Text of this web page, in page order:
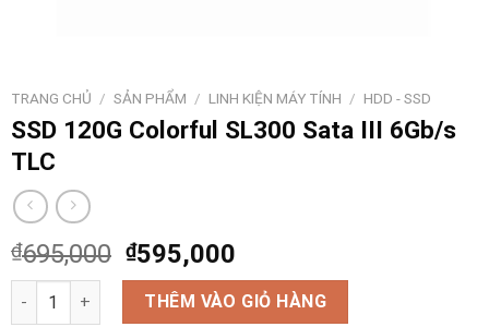
TRANG CHỦ / SẢN PHẨM / LINH KIỆN MÁY TÍNH / HDD - SSD
SSD 120G Colorful SL300 Sata III 6Gb/s
TLC
₫695,000 ₫595,000
SSD 120G Colorful SL300 Sata III 6Gb/s TLC số lượng
THÊM VÀO GIỎ HÀNG